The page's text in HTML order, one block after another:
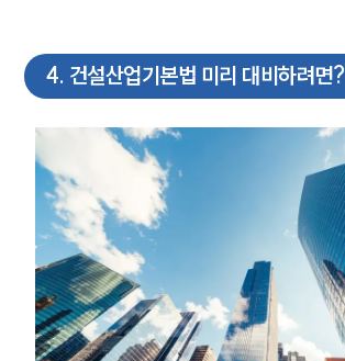
4. 건설산업기본법 미리 대비하려면?